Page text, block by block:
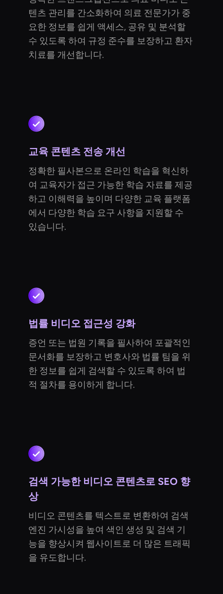
텐츠 관리를 간소화하여 의료 전문가가 중
요한 정보를 쉽게 액세스, 공유 및 분석할
수 있도록 하여 규정 준수를 보장하고 환자
치료를 개선합니다.
교육 콘텐츠 전송 개선
정확한 필사본으로 온라인 학습을 혁신하
여 교육자가 접근 가능한 학습 자료를 제공
하고 이해력을 높이며 다양한 교육 플랫폼
에서 다양한 학습 요구 사항을 지원할 수
있습니다.
법률 비디오 접근성 강화
증언 또는 법원 기록을 필사하여 포괄적인
문서화를 보장하고 변호사와 법률 팀을 위
한 정보를 쉽게 검색할 수 있도록 하여 법
적 절차를 용이하게 합니다.
검색 가능한 비디오 콘텐츠로 SEO 향
상
비디오 콘텐츠를 텍스트로 변환하여 검색
엔진 가시성을 높여 색인 생성 및 검색 기
능을 향상시켜 웹사이트로 더 많은 트래픽
을 유도합니다.